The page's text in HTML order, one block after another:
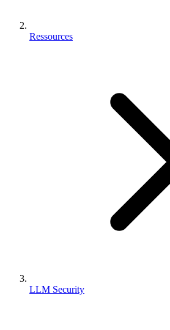
Ressources
LLM Security